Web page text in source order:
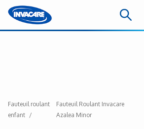
Fauteuil roulant
enfant
Fauteuil Roulant Invacare
Azalea Minor